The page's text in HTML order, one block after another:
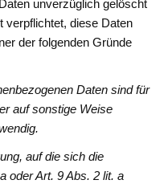
unverzüglich gelöscht
verpflichtet, diese Daten
der folgenden Gründe
Daten sind für
auf sonstige Weise
auf die sich die
oder Art. 9 Abs. 2 lit. a